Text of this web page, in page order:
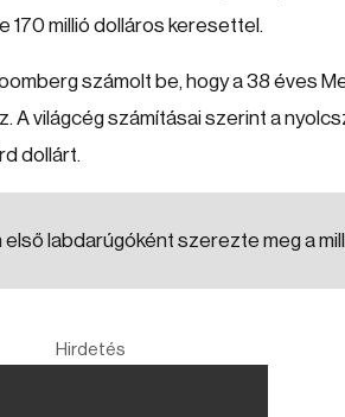
170 millió dolláros keresettel.
számolt be, hogy a 38 éves
A világcég számításai szerint a
dollárt.
labdarúgóként szerezte meg a
Hirdetés